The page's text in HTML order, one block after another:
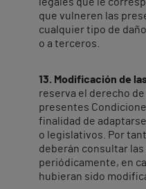
que vulneren las
cualquier tipo de
o a terceros.
13. Modificación de
reserva el derecho
presentes
finalidad de
o legislativos. Por
deberán consultar
periódicamente, en
hubieran sido